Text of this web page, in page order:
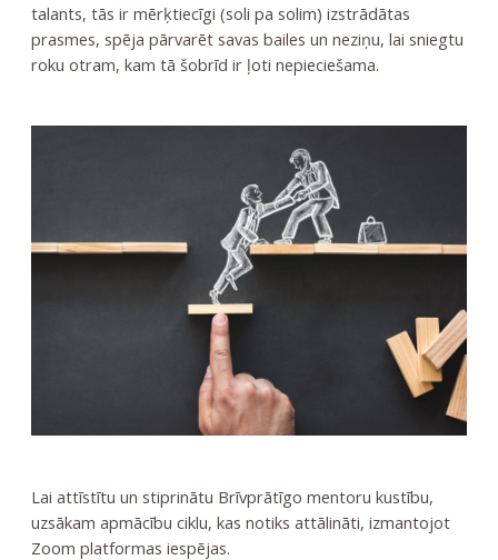
talants, tās ir mērķtiecīgi (soli pa solim) izstrādātas
prasmes, spēja pārvarēt savas bailes un neziņu, lai sniegtu
roku otram, kam tā šobrīd ir ļoti nepieciešama.
Lai attīstītu un stiprinātu Brīvprātīgo mentoru kustību,
uzsākam apmācību ciklu, kas notiks attālināti, izmantojot
Zoom platformas iespējas.